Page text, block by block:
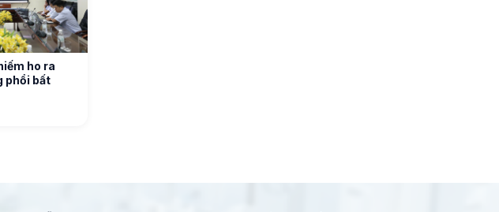
ho ra
phổi bất